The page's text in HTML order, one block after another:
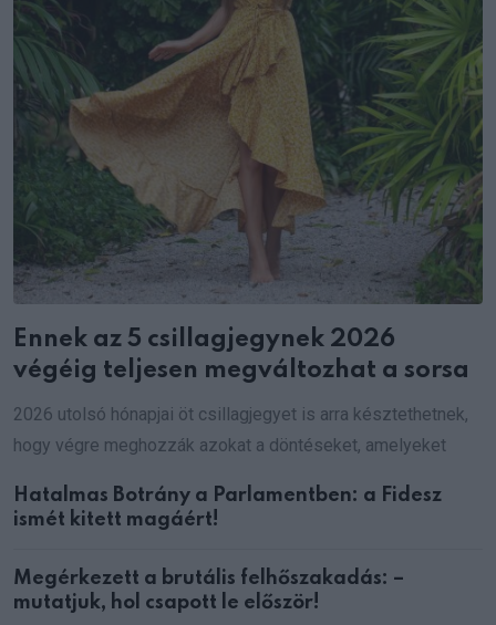
Ennek az 5 csillagjegynek 2026
végéig teljesen megváltozhat a sorsa
2026 utolsó hónapjai öt csillagjegyet is arra késztethetnek,
hogy végre meghozzák azokat a döntéseket, amelyeket
Hatalmas Botrány a Parlamentben: a Fidesz
ismét kitett magáért!
Megérkezett a brutális felhőszakadás: –
mutatjuk, hol csapott le először!